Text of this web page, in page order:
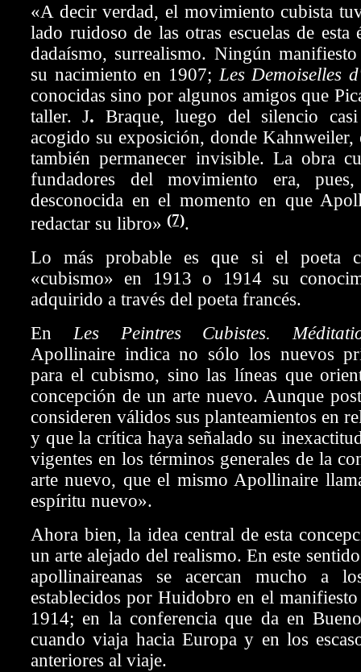
«A decir verdad, el movimiento cubista
lado ruidoso de las otras escuelas de esta
dadaísmo, surrealismo. Ningún
su nacimiento en 1907; Les Demoiselles
conocidas sino por algunos amigos que
taller. J. Braque, luego del silencio
acogido su exposición, donde Kahnweiler,
también permanecer invisible. La obra
fundadores del movimiento era,
desconocida en el momento en que
redactar su libro» (7).
Lo más probable es que si el poeta
«cubismo» en 1913 o 1914 su
adquirido a través del poeta francés.
En Les Peintres Cubistes.
Apollinaire indica no sólo los nuevos
para el cubismo, sino las líneas que
concepción de un arte nuevo. Aunque
consideren válidos sus planteamientos en
y que la crítica haya señalado su
vigentes en los términos generales de la
arte nuevo, que el mismo Apollinaire
espíritu nuevo».
Ahora bien, la idea central de esta
un arte alejado del realismo. En este
apollinaireanas se acercan mucho a
establecidos por Huidobro en el
1914; en la conferencia que da en
cuando viaja hacia Europa y en los
anteriores al viaje.